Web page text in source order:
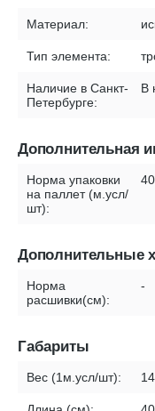
Материал:
Тип элемента:
Наличие в Санкт-
Петербурге:
В
Дополнительная
Норма упаковки
на паллет (м.усл/
шт):
40
Дополнительные
Норма
расшивки(см):
-
Габариты
Вес (1м.усл/шт):